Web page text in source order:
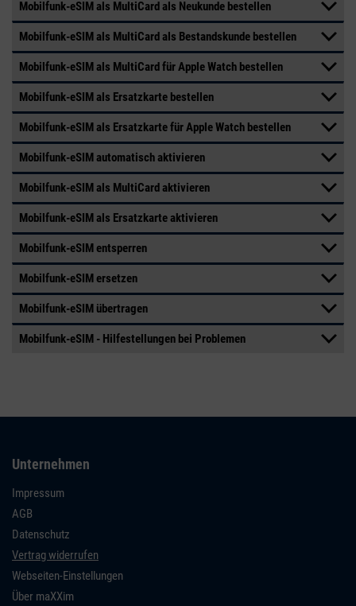
Mobilfunk-eSIM als MultiCard als Neukunde bestellen
Mobilfunk-eSIM als MultiCard als Bestandskunde bestellen
Mobilfunk-eSIM als MultiCard für Apple Watch bestellen
Mobilfunk-eSIM als Ersatzkarte bestellen
Mobilfunk-eSIM als Ersatzkarte für Apple Watch bestellen
Mobilfunk-eSIM automatisch aktivieren
Mobilfunk-eSIM als MultiCard aktivieren
Mobilfunk-eSIM als Ersatzkarte aktivieren
Mobilfunk-eSIM entsperren
Mobilfunk-eSIM ersetzen
Mobilfunk-eSIM übertragen
Mobilfunk-eSIM - Hilfestellungen bei Problemen
Unternehmen
Impressum
AGB
Datenschutz
Vertrag widerrufen
Webseiten-Einstellungen
Über maXXim